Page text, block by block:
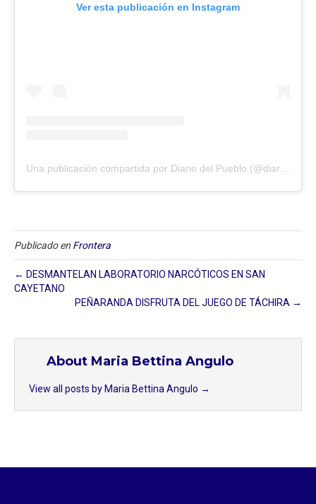
Ver esta publicación en Instagram
Publicado en Frontera
← DESMANTELAN LABORATORIO NARCÓTICOS EN SAN
CAYETANO
PEÑARANDA DISFRUTA DEL JUEGO DE TÁCHIRA →
About Maria Bettina Angulo
View all posts by Maria Bettina Angulo →